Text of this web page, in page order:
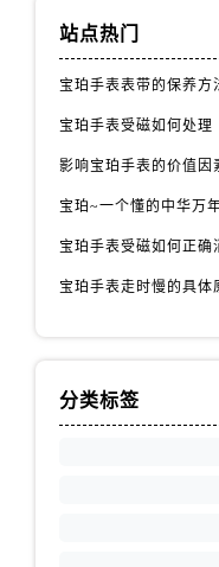
站点热门
宝珀手表表带的保养方
宝珀手表受磁如何处理
影响宝珀手表的价值因
宝珀~一个懂的中华万
宝珀手表受磁如何正确
宝珀手表走时慢的具体
分类标签